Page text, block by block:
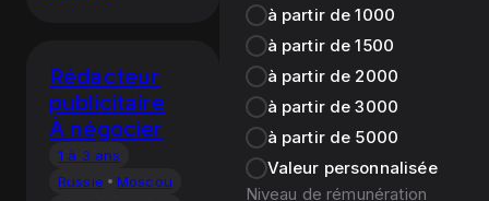
Rédacteur
publicitaire
À négocier
1 à 3 ans
Russie
Moscou
à partir de 1000
à partir de 1500
à partir de 2000
à partir de 3000
à partir de 5000
Valeur personnalisée
Niveau de rémunération